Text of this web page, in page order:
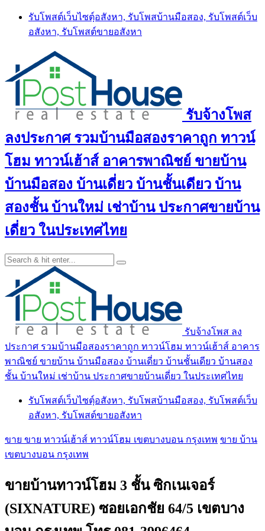
Skip
content
รับโพสต์เว็บไซตฺ์อสังหา, รับโพสบ้านมือสอง, รับโพสต์เว็บ
อสังหา, รับโพสต์ขายอสังหา
รับจ้างโพส
ลงประกาศ รวมบ้านมือสองราคาถูก ทาวน์
โฮม ทาวน์เฮ้าส์ อาคารพาณิชย์ ขายบ้าน
บ้านมือสอง บ้านเดี่ยว บ้านชั้นเดียว บ้าน
สองชั้น บ้านใหม่ เช่าบ้าน ประกาศขายบ้าน
เดี่ยว ในประเทศไทย
รับจ้างโพส ลง
ประกาศ รวมบ้านมือสองราคาถูก ทาวน์โฮม ทาวน์เฮ้าส์ อาคาร
พาณิชย์ ขายบ้าน บ้านมือสอง บ้านเดี่ยว บ้านชั้นเดียว บ้านสอง
ชั้น บ้านใหม่ เช่าบ้าน ประกาศขายบ้านเดี่ยว ในประเทศไทย
รับโพสต์เว็บไซตฺ์อสังหา, รับโพสบ้านมือสอง, รับโพสต์เว็บ
อสังหา, รับโพสต์ขายอสังหา
ขาย ขาย ทาวน์เฮ้าส์ ทาวน์โฮม เขตบางบอน กรุงเทพ ขาย บ้าน
เขตบางบอน กรุงเทพ
ขายบ้านทาวน์โฮม 3 ชั้น ซิกเนเจอร์
(SIXNATURE) ซอยเอกชัย 64/5 เขตบาง